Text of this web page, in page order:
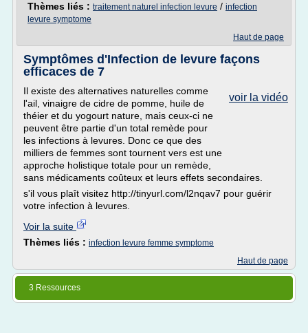
Thèmes liés : traitement naturel infection levure / infection
levure symptome
Haut de page
Symptômes d'Infection de levure façons
efficaces de 7
voir la vidéo
Il existe des alternatives naturelles comme
l'ail, vinaigre de cidre de pomme, huile de
théier et du yogourt nature, mais ceux-ci ne
peuvent être partie d'un total remède pour
les infections à levures. Donc ce que des
milliers de femmes sont tournent vers est une
approche holistique totale pour un remède,
sans médicaments coûteux et leurs effets secondaires.
s'il vous plaît visitez http://tinyurl.com/l2nqav7 pour guérir
votre infection à levures.
Voir la suite
Thèmes liés : infection levure femme symptome
Haut de page
3 Ressources